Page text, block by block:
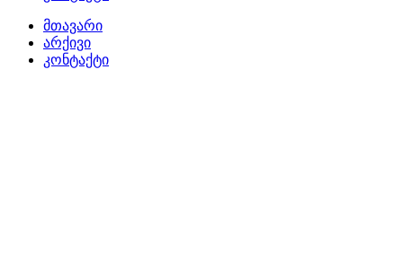
მთავარი
არქივი
კონტაქტი